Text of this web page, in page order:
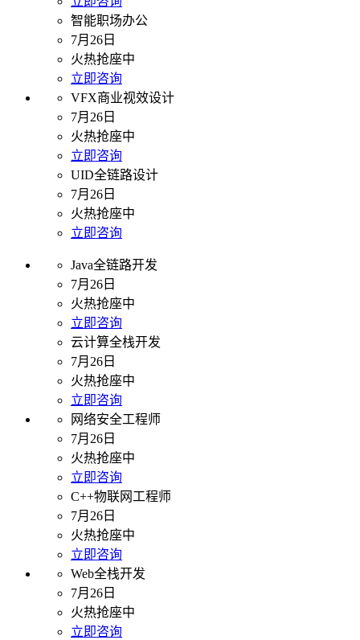
智能职场办公
7月26日
火热抢座中
立即咨询
VFX商业视效设计
7月26日
火热抢座中
立即咨询
UID全链路设计
7月26日
火热抢座中
立即咨询
Java全链路开发
7月26日
火热抢座中
立即咨询
云计算全栈开发
7月26日
火热抢座中
立即咨询
网络安全工程师
7月26日
火热抢座中
立即咨询
C++物联网工程师
7月26日
火热抢座中
立即咨询
Web全栈开发
7月26日
火热抢座中
立即咨询